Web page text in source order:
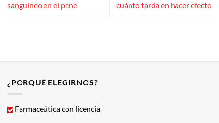
sanguíneo en el pene
cuánto tarda en hacer efecto
¿PORQUÉ ELEGIRNOS?
Farmaceútica con licencia